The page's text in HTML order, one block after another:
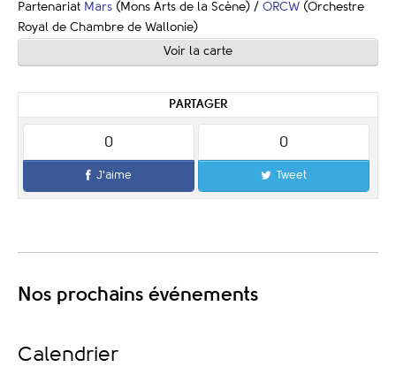
Partenariat Mars (Mons Arts de la Scène) / ORCW (Orchestre
Royal de Chambre de Wallonie)
Voir la carte
PARTAGER
0
J'aime
0
Tweet
Nos prochains événements
Calendrier